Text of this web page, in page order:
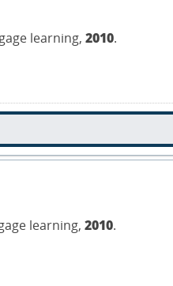
learning, 2010.
learning, 2010.